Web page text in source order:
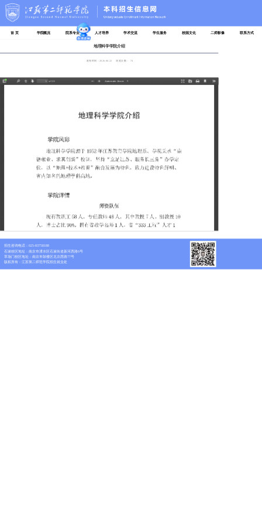
首 页 学院概况 院系专业 人才培养 学术交流 学生服务 校园文化 二师影像 联系方式
地理科学学院介绍
发布时间：2026-06-22 浏览次数： 74
招生咨询电话：025-83758188
石湫校区地址：南京市溧水区石湫街道新河西路6号
草场门校区地址：南京市鼓楼区北京西路77号
版权所有：江苏第二师范学院招生就业处